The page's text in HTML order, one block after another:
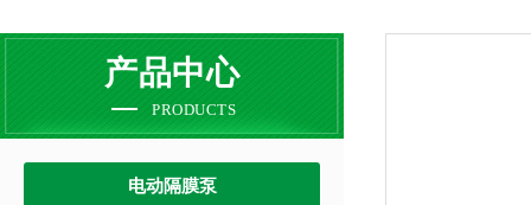
产品中心
PRODUCTS
电动隔膜泵